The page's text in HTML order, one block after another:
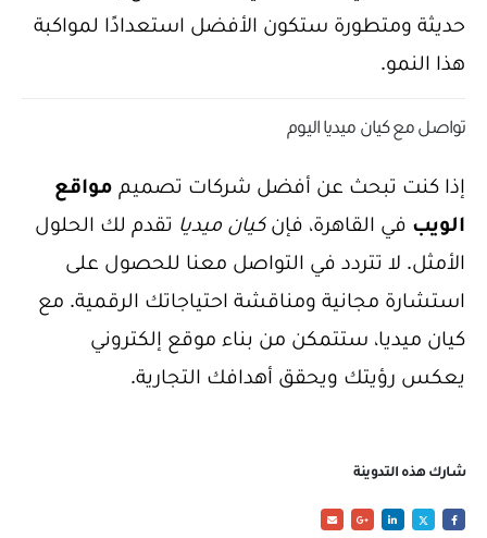
حديثة ومتطورة ستكون الأفضل استعدادًا لمواكبة
هذا النمو.
تواصل مع كيان ميديا اليوم
إذا كنت تبحث عن أفضل شركات تصميم مواقع
الويب في القاهرة، فإنكيان ميديا تقدم لك الحلول
الأمثل. لا تتردد في التواصل معنا للحصول على
استشارة مجانية ومناقشة احتياجاتك الرقمية. مع
كيان ميديا، ستتمكن من بناء موقع إلكتروني
يعكس رؤيتك ويحقق أهدافك التجارية.
شارك هذه التدوينة